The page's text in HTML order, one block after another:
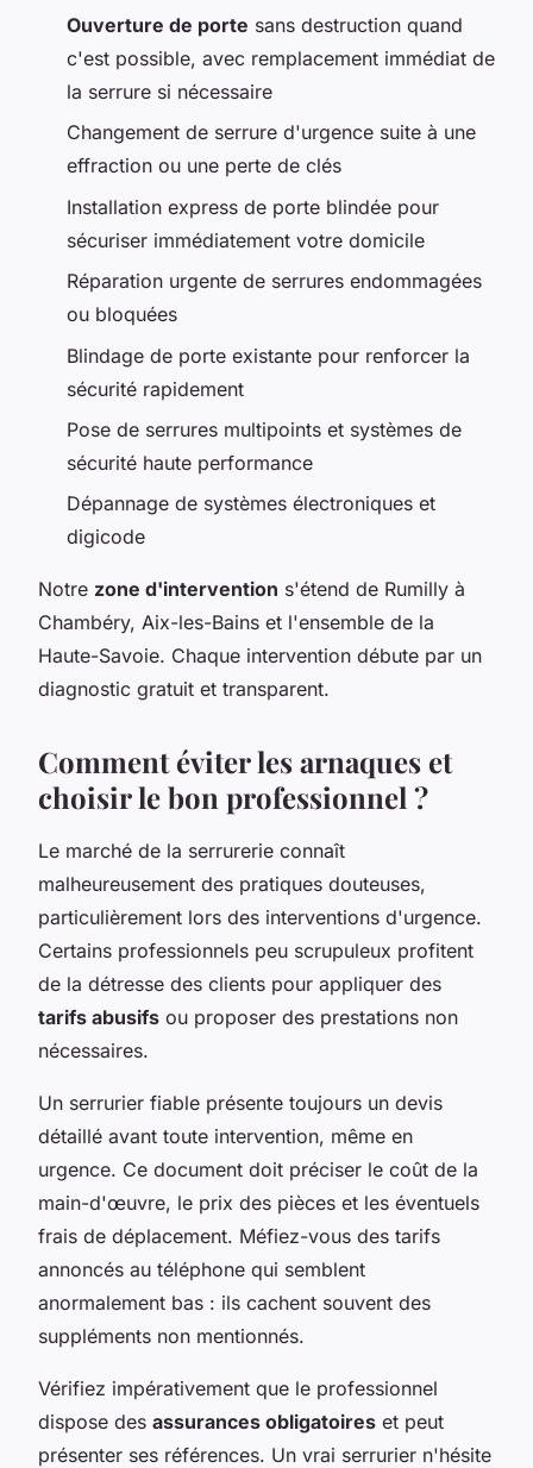
Ouverture de porte sans destruction quand
c'est possible, avec remplacement immédiat de
la serrure si nécessaire
Changement de serrure d'urgence suite à une
effraction ou une perte de clés
Installation express de porte blindée pour
sécuriser immédiatement votre domicile
Réparation urgente de serrures endommagées
ou bloquées
Blindage de porte existante pour renforcer la
sécurité rapidement
Pose de serrures multipoints et systèmes de
sécurité haute performance
Dépannage de systèmes électroniques et
digicode
Notre zone d'intervention s'étend de Rumilly à
Chambéry, Aix-les-Bains et l'ensemble de la
Haute-Savoie. Chaque intervention débute par un
diagnostic gratuit et transparent.
Comment éviter les arnaques et
choisir le bon professionnel ?
Le marché de la serrurerie connaît
malheureusement des pratiques douteuses,
particulièrement lors des interventions d'urgence.
Certains professionnels peu scrupuleux profitent
de la détresse des clients pour appliquer des
tarifs abusifs ou proposer des prestations non
nécessaires.
Un serrurier fiable présente toujours un devis
détaillé avant toute intervention, même en
urgence. Ce document doit préciser le coût de la
main-d'œuvre, le prix des pièces et les éventuels
frais de déplacement. Méfiez-vous des tarifs
annoncés au téléphone qui semblent
anormalement bas : ils cachent souvent des
suppléments non mentionnés.
Vérifiez impérativement que le professionnel
dispose des assurances obligatoires et peut
présenter ses références. Un vrai serrurier n'hésite